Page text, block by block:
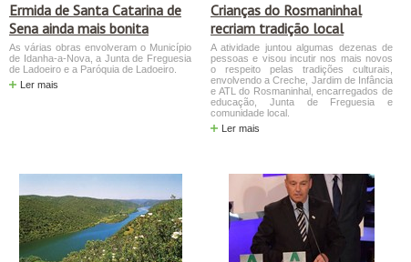
Ermida de Santa Catarina de
Sena ainda mais bonita
As várias obras envolveram o Município
de Idanha-a-Nova, a Junta de Freguesia
de Ladoeiro e a Paróquia de Ladoeiro.
Ler mais
Crianças do Rosmaninhal
recriam tradição local
A atividade juntou algumas dezenas de
pessoas e visou incutir nos mais novos
o respeito pelas tradições culturais,
envolvendo a Creche, Jardim de Infância
e ATL do Rosmaninhal, encarregados de
educação, Junta de Freguesia e
comunidade local.
Ler mais